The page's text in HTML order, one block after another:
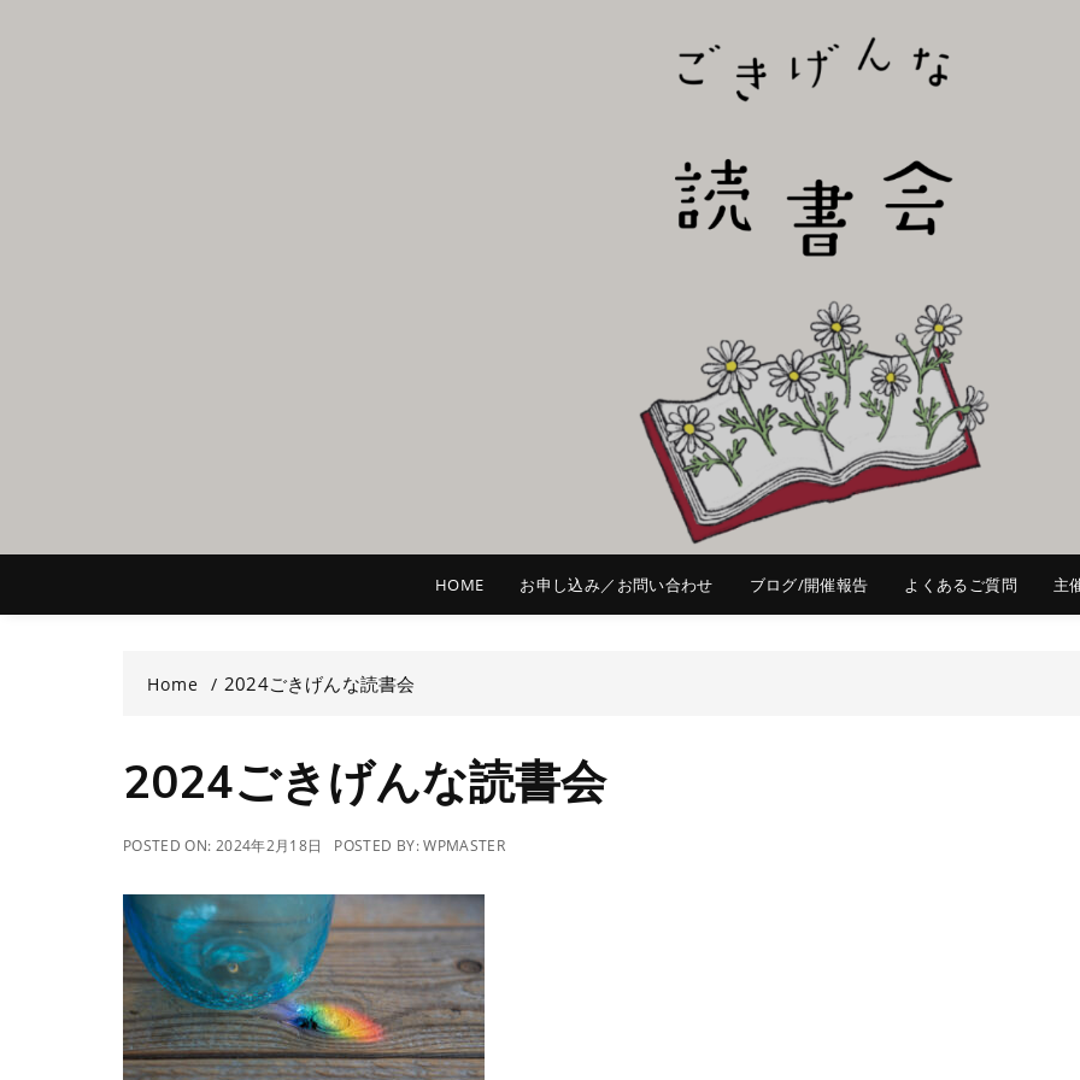
ごき
HOME お申し込み／お問い合わせ ブログ/開催報告 よくあるご質問 主
Home 2024ごきげんな読書会
2024ごきげんな読書会
POSTED ON: 2024年2月18日 POSTED BY:WPMASTER